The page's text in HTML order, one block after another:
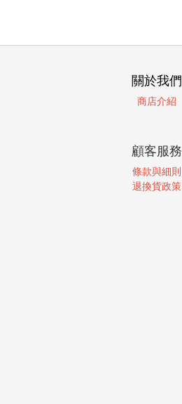
關於我們
商店介紹
顧客服務
條款與細則
退換貨政策